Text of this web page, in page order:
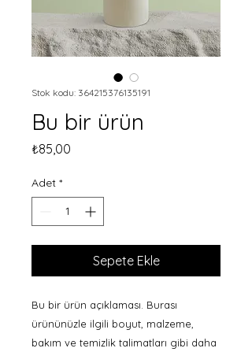
Stok kodu: 364215376135191
Bu bir ürün
₺85,00
Adet *
Sepete Ekle
Bu bir ürün açıklaması. Burası
ürününüzle ilgili boyut, malzeme,
bakım ve temizlik talimatları gibi daha